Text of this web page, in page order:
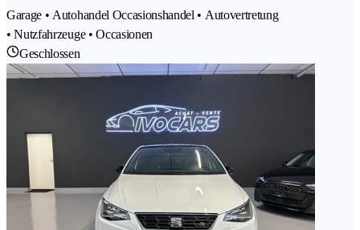
Garage • Autohandel Occasionshandel • Autovertretung
• Nutzfahrzeuge • Occasionen
Geschlossen